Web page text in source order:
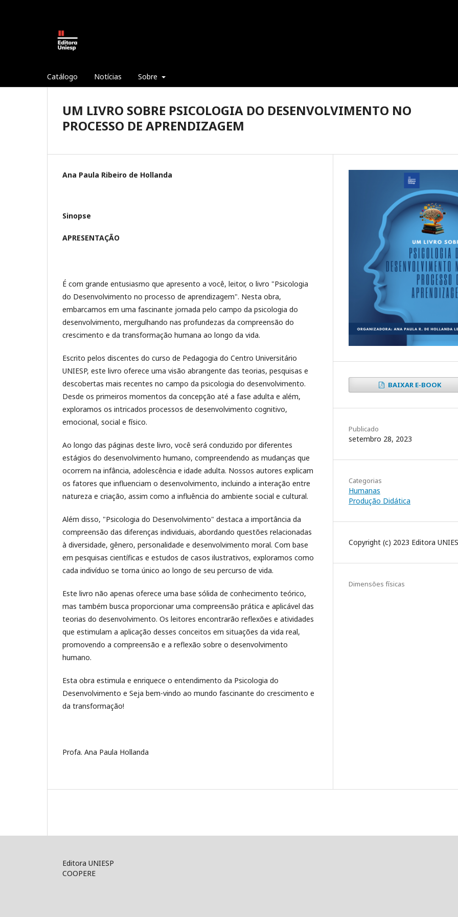
Catálogo Notícias Sobre
UM LIVRO SOBRE PSICOLOGIA DO DESENVOLVIMENTO NO
PROCESSO DE APRENDIZAGEM
Ana Paula Ribeiro de Hollanda
Sinopse
APRESENTAÇÃO
É com grande entusiasmo que apresento a você, leitor, o livro "Psicologia
do Desenvolvimento no processo de aprendizagem". Nesta obra,
embarcamos em uma fascinante jornada pelo campo da psicologia do
desenvolvimento, mergulhando nas profundezas da compreensão do
crescimento e da transformação humana ao longo da vida.
Escrito pelos discentes do curso de Pedagogia do Centro Universitário
UNIESP, este livro oferece uma visão abrangente das teorias, pesquisas e
descobertas mais recentes no campo da psicologia do desenvolvimento.
Desde os primeiros momentos da concepção até a fase adulta e além,
exploramos os intricados processos de desenvolvimento cognitivo,
emocional, social e físico.
Ao longo das páginas deste livro, você será conduzido por diferentes
estágios do desenvolvimento humano, compreendendo as mudanças que
ocorrem na infância, adolescência e idade adulta. Nossos autores explicam
os fatores que influenciam o desenvolvimento, incluindo a interação entre
natureza e criação, assim como a influência do ambiente social e cultural.
Além disso, "Psicologia do Desenvolvimento" destaca a importância da
compreensão das diferenças individuais, abordando questões relacionadas
à diversidade, gênero, personalidade e desenvolvimento moral. Com base
em pesquisas científicas e estudos de casos ilustrativos, exploramos como
cada indivíduo se torna único ao longo de seu percurso de vida.
Este livro não apenas oferece uma base sólida de conhecimento teórico,
mas também busca proporcionar uma compreensão prática e aplicável das
teorias do desenvolvimento. Os leitores encontrarão reflexões e atividades
que estimulam a aplicação desses conceitos em situações da vida real,
promovendo a compreensão e a reflexão sobre o desenvolvimento
humano.
Esta obra estimula e enriquece o entendimento da Psicologia do
Desenvolvimento e Seja bem-vindo ao mundo fascinante do crescimento e
da transformação!
Profa. Ana Paula Hollanda
BAIXAR E-BOOK
Publicado
setembro 28, 2023
Categorias
Humanas
Produção Didática
Copyright (c) 2023 Editora
Dimensões físicas
Editora UNIESP
COOPERE